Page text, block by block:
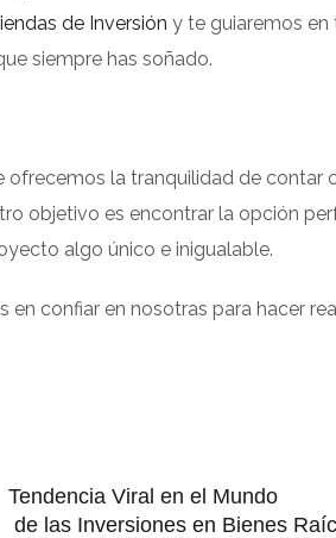
de Inversión y te guiaremos en
siempre has soñado.
ofrecemos la tranquilidad de contar
objetivo es encontrar la opción
algo único e inigualable.
en confiar en nosotras para hacer
Tendencia Viral en el Mundo
de las Inversiones en Bienes